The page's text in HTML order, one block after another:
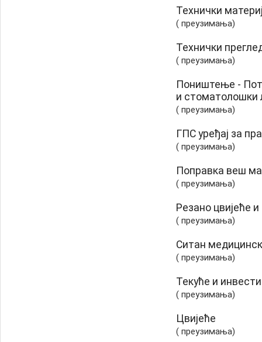
Технички
( преузимања)
Технички
( преузимања)
Поништење -
и стоматолошки
( преузимања)
ГПС уређај за
( преузимања)
Поправка веш
( преузимања)
Резано цвијеће
( преузимања)
Ситан
( преузимања)
Текуће и
( преузимања)
Цвијеће
( преузимања)